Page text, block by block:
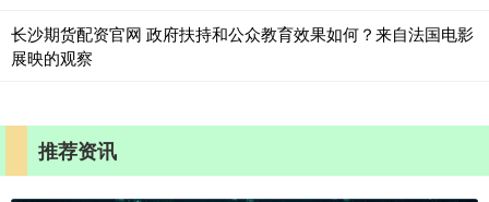
长沙期货配资官网 政府扶持和公众教育效果如何？来自法国电影
展映的观察
推荐资讯